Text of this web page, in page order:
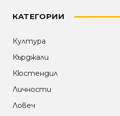
КАТЕГОРИИ
Култура
Кърджали
Кюстендил
Личности
Ловеч